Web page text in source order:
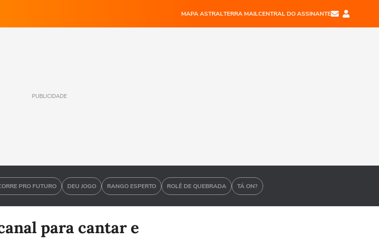
MAPA ASTRALTERRA MAILCENTRAL DO ASSINANTE
PUBLICIDADE
PRO FUTURO DEU JOGO RANGO ESPERTO ROLÊ DE QUEBRADA TÁ ON?
para cantar e